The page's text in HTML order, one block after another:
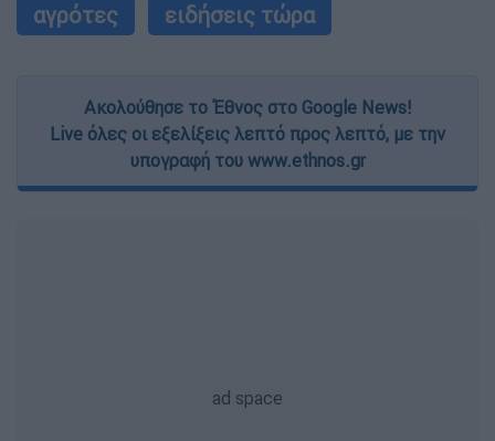
αγρότες
ειδήσεις τώρα
Ακολούθησε το Έθνος στο Google News!
Live όλες οι εξελίξεις λεπτό προς λεπτό, με την
υπογραφή του www.ethnos.gr